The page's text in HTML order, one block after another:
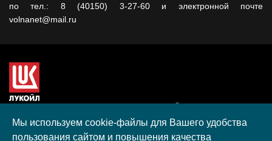
по тел.: 8 (40150) 3-27-60 и электронной почте
volnanet@mail.ru
Сайт создан при поддержке ООО "ЛУКОЙЛ-КМН" на средства
гранта, полученного в рамках XIII Конкурса социальных и
культурных проектов ПАО "ЛУКОЙЛ" на территории
Мы используем cookie-файлы для Вашего удобства
пользования сайтом и повышения качества